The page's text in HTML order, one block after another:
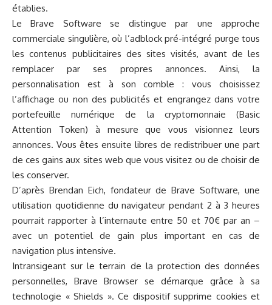
établies.
Le Brave Software se distingue par une approche
commerciale singulière, où l’adblock pré-intégré purge tous
les contenus publicitaires des sites visités, avant de les
remplacer par ses propres annonces. Ainsi, la
personnalisation est à son comble : vous choisissez
l’affichage ou non des publicités et engrangez dans votre
portefeuille numérique de la cryptomonnaie (Basic
Attention Token) à mesure que vous visionnez leurs
annonces. Vous êtes ensuite libres de redistribuer une part
de ces gains aux sites web que vous visitez ou de choisir de
les conserver.
D’après Brendan Eich, fondateur de Brave Software, une
utilisation quotidienne du navigateur pendant 2 à 3 heures
pourrait rapporter à l’internaute entre 50 et 70€ par an –
avec un potentiel de gain plus important en cas de
navigation plus intensive.
Intransigeant sur le terrain de la protection des données
personnelles, Brave Browser se démarque grâce à sa
technologie « Shields ». Ce dispositif supprime cookies et